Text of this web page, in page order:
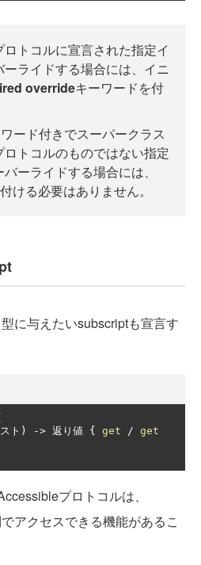
トコルに宣言された指定イ
ライドする場合には、イニ
overrideキーワードを付
ード付きでスーパークラス
トコルのものではない指定
ーライドする場合には、
ける必要はありません。
に与えたいsubscriptも宣言す
ト) -> 返り値 { get / get
プロトコルは、
アクセスできる機能があるこ